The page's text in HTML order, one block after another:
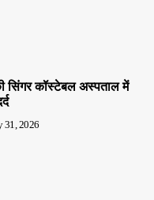
सिंगर कॉस्टेबल अस्पताल में
31, 2026